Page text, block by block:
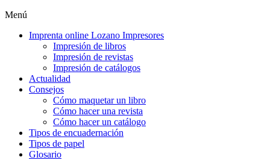
Menú
Imprenta online Lozano Impresores
Impresión de libros
Impresión de revistas
Impresión de catálogos
Actualidad
Consejos
Cómo maquetar un libro
Cómo hacer una revista
Cómo hacer un catálogo
Tipos de encuadernación
Tipos de papel
Glosario